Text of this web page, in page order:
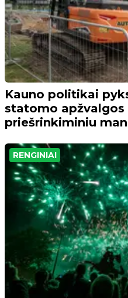
Kauno politikai
statomo
priešrinkiminiu
RENGINIAI